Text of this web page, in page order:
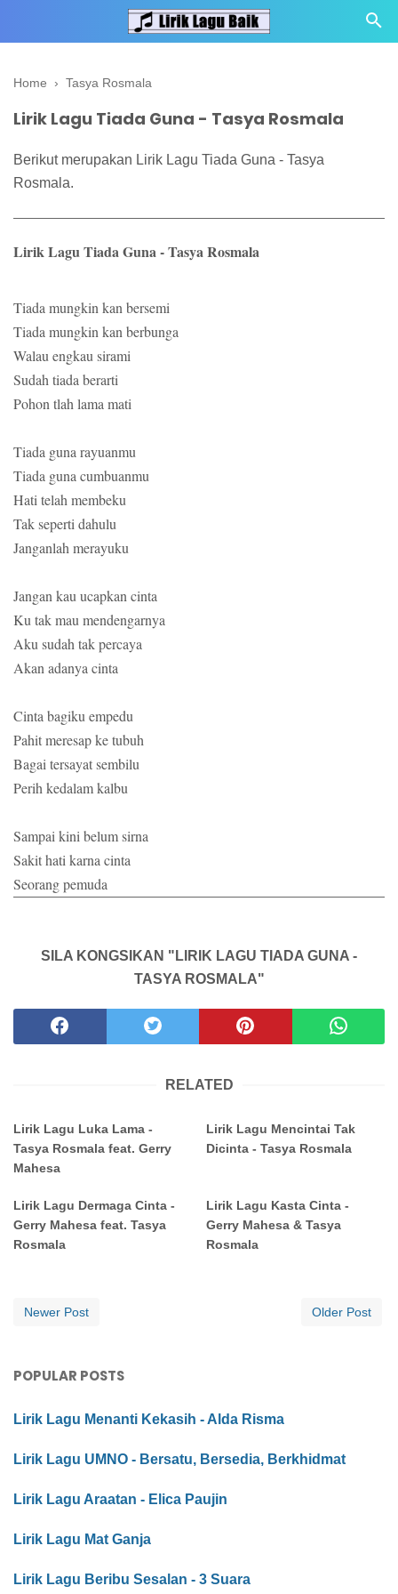
Home › Tasya Rosmala
Lirik Lagu Tiada Guna - Tasya Rosmala
Berikut merupakan Lirik Lagu Tiada Guna - Tasya
Rosmala.
Lirik Lagu Tiada Guna - Tasya Rosmala
Tiada mungkin kan bersemi
Tiada mungkin kan berbunga
Walau engkau sirami
Sudah tiada berarti
Pohon tlah lama mati
Tiada guna rayuanmu
Tiada guna cumbuanmu
Hati telah membeku
Tak seperti dahulu
Janganlah merayuku
Jangan kau ucapkan cinta
Ku tak mau mendengarnya
Aku sudah tak percaya
Akan adanya cinta
Cinta bagiku empedu
Pahit meresap ke tubuh
Bagai tersayat sembilu
Perih kedalam kalbu
Sampai kini belum sirna
Sakit hati karna cinta
Seorang pemuda
SILA KONGSIKAN "LIRIK LAGU TIADA GUNA -
TASYA ROSMALA"
RELATED
Lirik Lagu Luka Lama -
Tasya Rosmala feat. Gerry
Mahesa
Lirik Lagu Mencintai Tak
Dicinta - Tasya Rosmala
Lirik Lagu Dermaga Cinta -
Gerry Mahesa feat. Tasya
Rosmala
Lirik Lagu Kasta Cinta -
Gerry Mahesa & Tasya
Rosmala
Newer Post Older Post
POPULAR POSTS
Lirik Lagu Menanti Kekasih - Alda Risma
Lirik Lagu UMNO - Bersatu, Bersedia, Berkhidmat
Lirik Lagu Araatan - Elica Paujin
Lirik Lagu Mat Ganja
Lirik Lagu Beribu Sesalan - 3 Suara